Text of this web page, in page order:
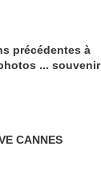
précédentes à
... souvenir
CANNES